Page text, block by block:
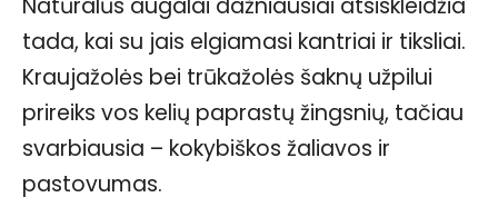
tada, kai su jais elgiamasi kantriai ir tiksliai.
Kraujažolės bei trūkažolės šaknų užpilui
prireiks vos kelių paprastų žingsnių, tačiau
svarbiausia – kokybiškos žaliavos ir
pastovumas.